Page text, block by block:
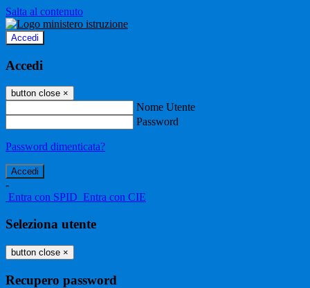
Salta al contenuto
Accedi
Accedi
button close ×
Nome Utente
Password
Password dimenticata?
-
Entra con SPID Entra con CIE
Seleziona utente
button close ×
Recupero password